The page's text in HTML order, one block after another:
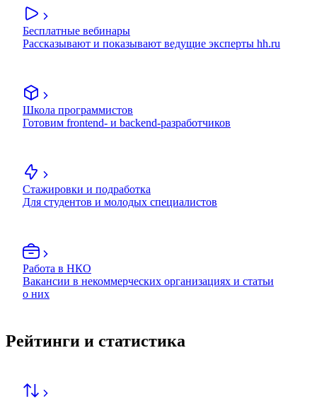
Бесплатные вебинары
Рассказывают и показывают ведущие эксперты hh.ru
Школа программистов
Готовим frontend- и backend-разработчиков
Стажировки и подработка
Для студентов и молодых специалистов
Работа в НКО
Вакансии в некоммерческих организациях и статьи
о них
Рейтинги и статистика